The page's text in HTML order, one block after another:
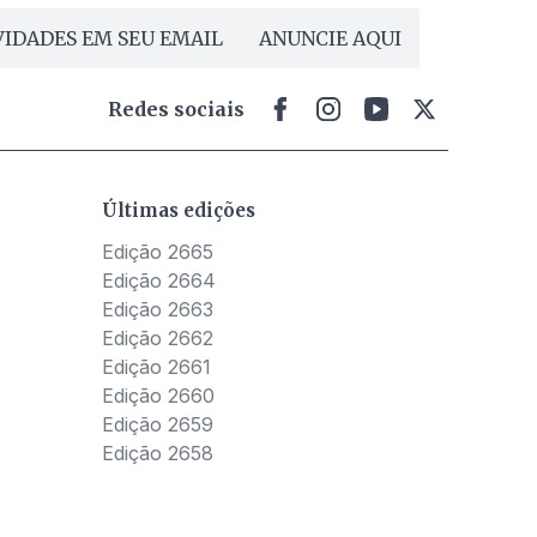
EM SEU EMAIL ANUNCIE AQUI
Redes sociais
Últimas edições
Edição 2665
Edição 2664
Edição 2663
Edição 2662
Edição 2661
Edição 2660
Edição 2659
Edição 2658